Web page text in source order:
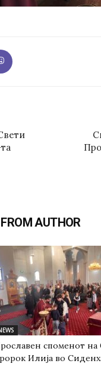
AUTHOR
споменот на
Илија во